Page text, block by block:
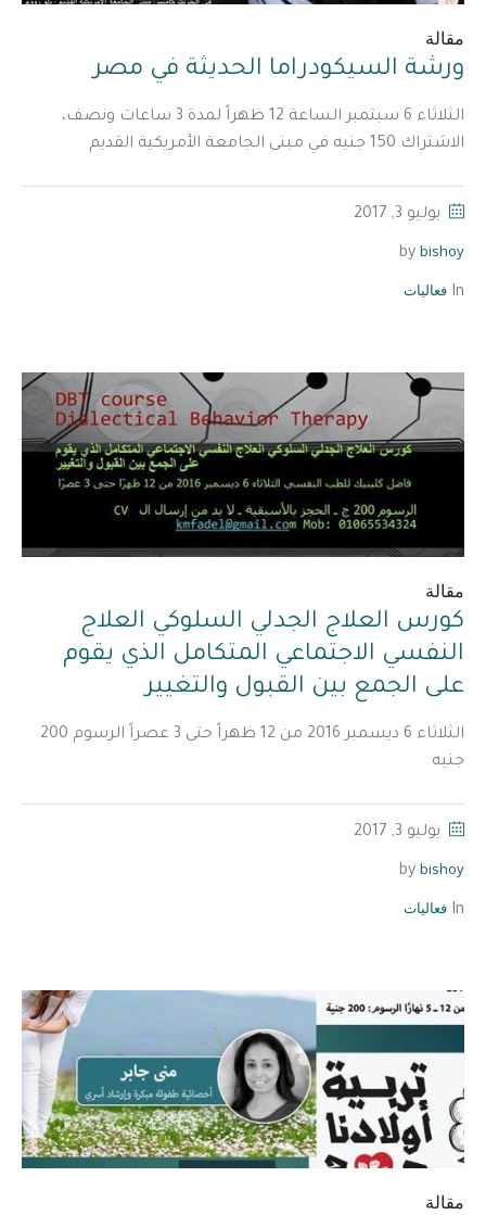
مقالة
ورشة السيكودراما الحديثة في مصر
الثلاثاء 6 سبتمبر الساعة 12 ظهراً لمدة 3 ساعات ونصف،
الاشتراك 150 جنيه في مبنى الجامعة الأمريكية القديم
يوليو 3, 2017
by bishoy
In فعاليات
مقالة
كورس العلاج الجدلي السلوكي العلاج
النفسي الاجتماعي المتكامل الذي يقوم
على الجمع بين القبول والتغيير
الثلاثاء 6 ديسمبر 2016 من 12 ظهراً حتى 3 عصراً الرسوم 200
جنيه
يوليو 3, 2017
by bishoy
In فعاليات
مقالة